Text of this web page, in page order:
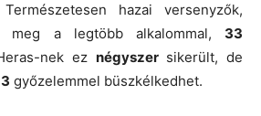
hazai versenyzők,
meg a legtöbb alkalommal, 33
nek ez négyszersikerült, de
3 győzelemmel büszkélkedhet.